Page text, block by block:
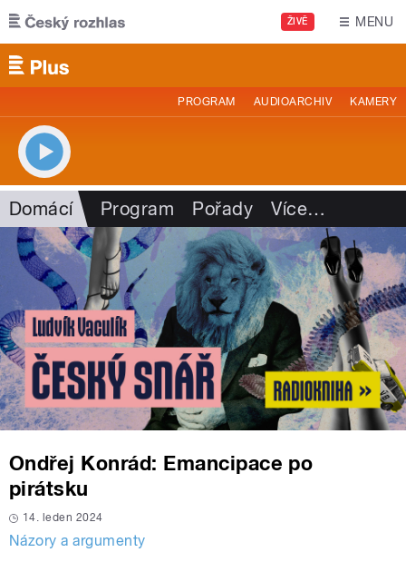
Přejít k hlavnímu obsahu
ŽIVĚ MENU
PROGRAM AUDIOARCHIV KAMERY
Domácí Program Pořady Více…
Ondřej Konrád: Emancipace po
pirátsku
14. leden 2024
Názory a argumenty